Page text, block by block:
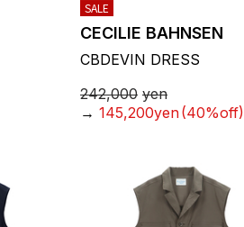
SALE
CECILIE BAHNSEN
CBDEVIN DRESS
242,000 yen
→ 145,200yen(40%off)